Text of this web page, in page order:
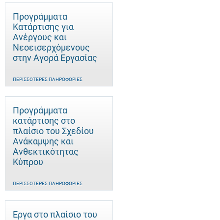
Προγράμματα
Κατάρτισης για
Ανέργους και
Νεοεισερχόμενους
στην Αγορά Εργασίας
ΠΕΡΙΣΣΌΤΕΡΕΣ ΠΛΗΡΟΦΟΡΊΕΣ
Προγράμματα
κατάρτισης στο
πλαίσιο του Σχεδίου
Ανάκαμψης και
Ανθεκτικότητας
Κύπρου
ΠΕΡΙΣΣΌΤΕΡΕΣ ΠΛΗΡΟΦΟΡΊΕΣ
Έργα στο πλαίσιο του